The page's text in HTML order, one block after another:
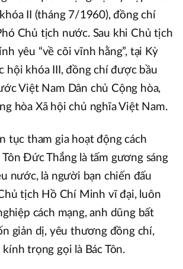
II (tháng 7/1960), đồng chí
Chủ tịch nước. Sau khi Chủ tịch
yêu “về cõi vĩnh hằng”, tại Kỳ
hội khóa III, đồng chí được bầu
Việt Nam Dân chủ Cộng hòa,
hòa Xã hội chủ nghĩa Việt Nam.
tục tham gia hoạt động cách
Đức Thắng là tấm gương sáng
nước, là người bạn chiến đấu
tịch Hồ Chí Minh vĩ đại, luôn
cách mạng, anh dũng bất
giản dị, yêu thương đồng chí,
trọng gọi là Bác Tôn.